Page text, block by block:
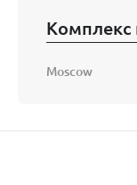
Moscow